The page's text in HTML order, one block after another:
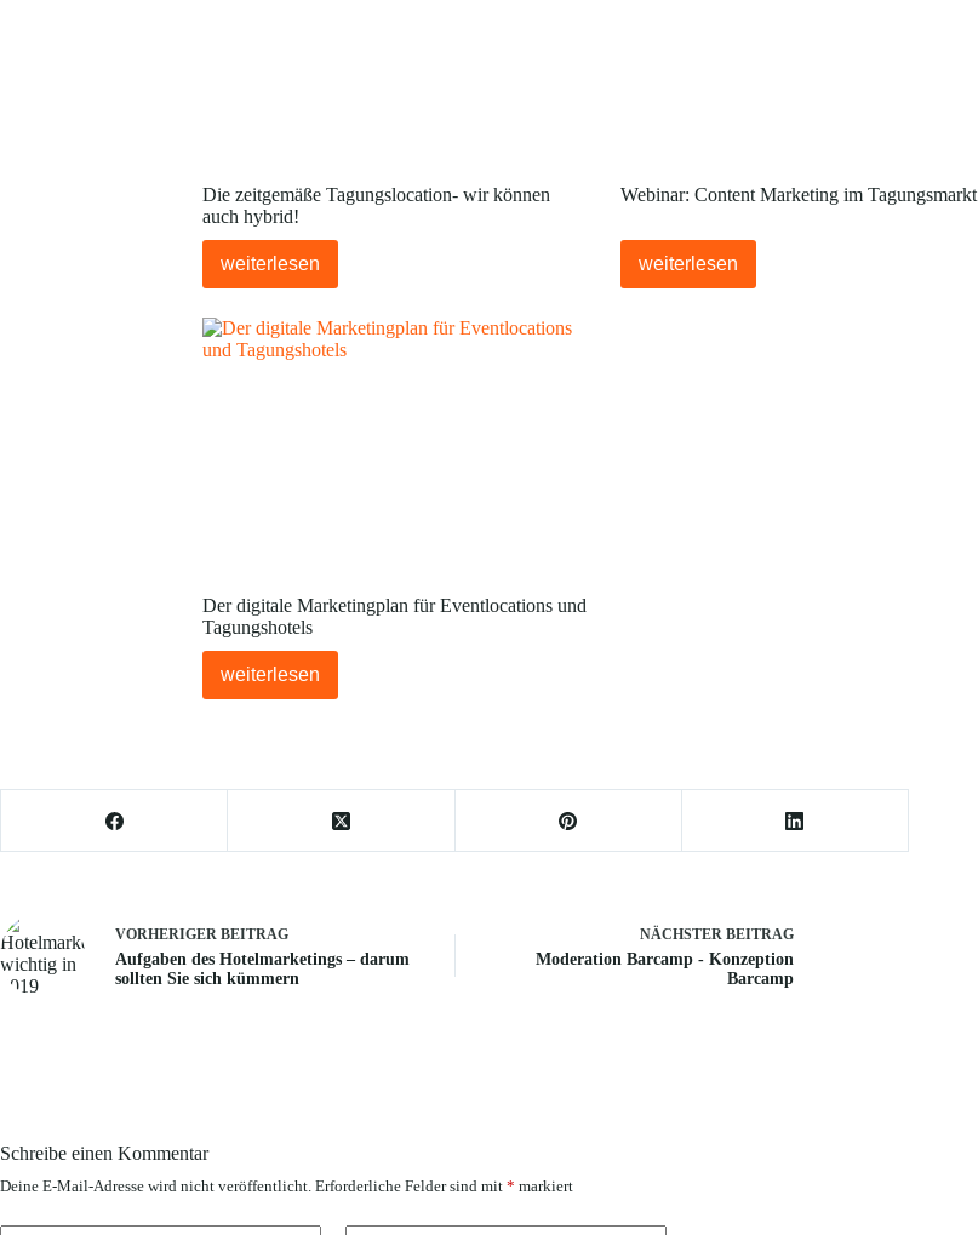
Die zeitgemäße Tagungslocation- wir können
auch hybrid!
weiterlesen
Webinar: Content Marketing im Tagungsmarkt
weiterlesen
Der digitale Marketingplan für Eventlocations und
Tagungshotels
weiterlesen
VORHERIGER BEITRAG
Aufgaben des Hotelmarketings – darum
sollten Sie sich kümmern
NÄCHSTER BEITRAG
Moderation Barcamp - Konzeption
Barcamp
Schreibe einen Kommentar
Deine E-Mail-Adresse wird nicht veröffentlicht. Erforderliche Felder sind mit * markiert